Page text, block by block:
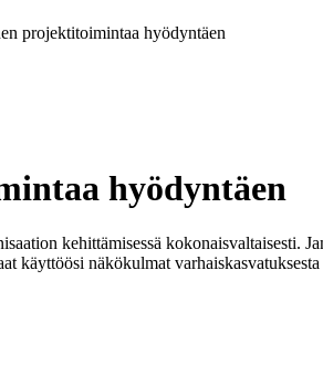
projektitoimintaa hyödyntäen
hyödyntäen
kehittämisessä
käyttöösi näkökulmat